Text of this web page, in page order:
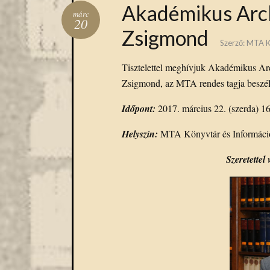
Akadémikus
Zsigmond
márc
20
Szerző: MTA
Tisztelettel meghívjuk Akadémikus
Zsigmond, az MTA rendes tagja
Időpont: 2017. március 22. (szerda)
Helyszín: MTA Könyvtár és